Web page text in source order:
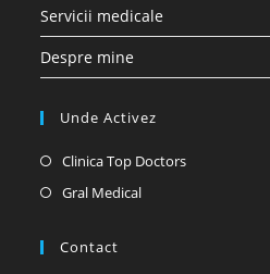
Servicii medicale
Despre mine
Unde Activez
Clinica Top DoctorsOpens
Gral MedicalOpens
Contact